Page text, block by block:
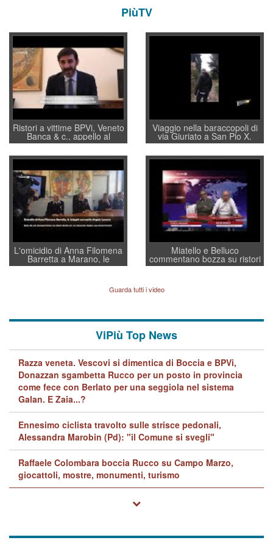
PiùTV
Ristori a vittime BPVi, Veneto
Banca & c., appello al
sottosegretario Alessio
Villarosa: per mettere ordine
convochi con Di Maio CNCU
a supporto della cabina di
regia al Mef
Viaggio nella baraccopoli di
via Giuriato a San Pio X.
Vicenza ai Vicentini: “faremo
un regalo di Natale ai
residenti”
L'omicidio di Anna Filomena
Barretta a Marano, le
indagini dei carabinieri di
Lavarra: più avvincenti di
quelle di... Barbara D'Urso
Miatello e Belluco
commentano bozza su ristori
BPVi e Veneto Banca
Guarda tutti i video
ViPiù Top News
Razza veneta. Vescovi si dimentica di Boccia e BPVi,
Donazzan sgambetta Rucco per un posto in provincia
come fece con Berlato per una seggiola nel sistema
Galan. E Zaia...?
Ennesimo ciclista travolto sulle strisce pedonali,
Alessandra Marobin (Pd): "il Comune si svegli"
Raffaele Colombara boccia Rucco su Campo Marzo,
giocattoli, mostre, monumenti, turismo